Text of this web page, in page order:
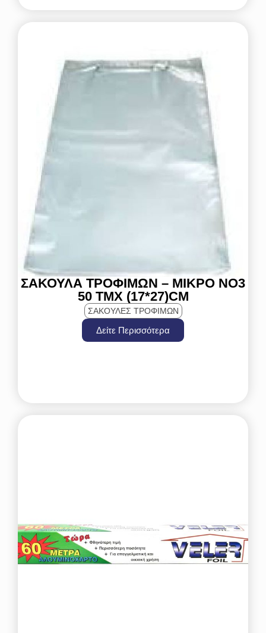
ΣΑΚΟΎΛΑ ΤΡΟΦΊΜΩΝ – ΜΙΚΡΌ ΝΟ3
50 ΤΜΧ (17*27)CM
ΣΑΚΟΥΛΕΣ ΤΡΟΦΙΜΩΝ
Δείτε Περισσότερα